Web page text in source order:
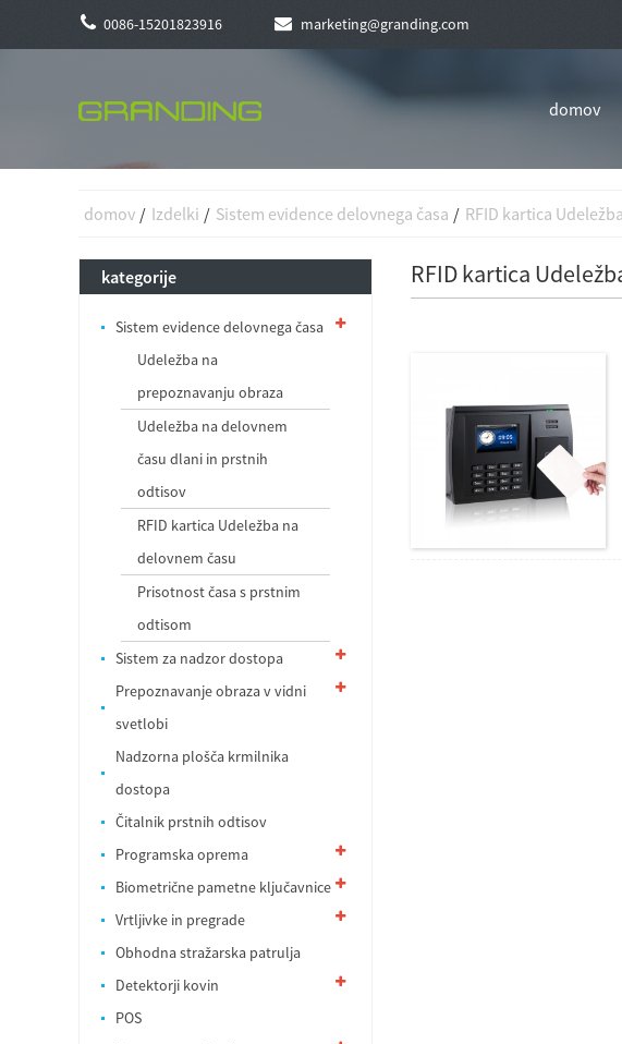
0086-15201823916 marketing@granding.com
domov
domov Izdelki Sistem evidence delovnega časa RFID kartica
kategorije
Sistem evidence delovnega časa
Udeležba na
prepoznavanju obraza
Udeležba na delovnem
času dlani in prstnih
odtisov
RFID kartica Udeležba na
delovnem času
Prisotnost časa s prstnim
odtisom
Sistem za nadzor dostopa
Prepoznavanje obraza v vidni
svetlobi
Nadzorna plošča krmilnika
dostopa
Čitalnik prstnih odtisov
Programska oprema
Biometrične pametne ključavnice
Vrtljivke in pregrade
Obhodna stražarska patrulja
Detektorji kovin
POS
RFID kartica